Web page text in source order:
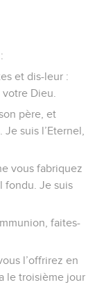
et dis-leur :
Dieu.
père, et
suis l’Eternel,
vous fabriquez
fondu. Je suis
faites-
l’offrirez en
le troisième jour